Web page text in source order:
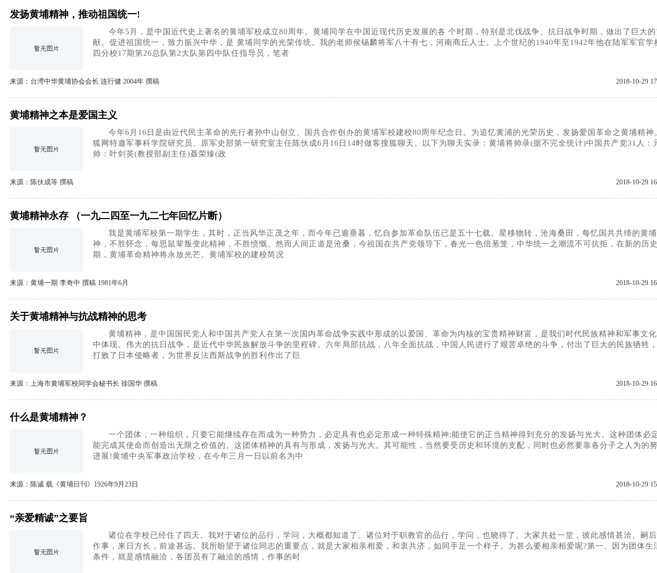
发扬黄埔精神，推动祖国统一!
今年5月，是中国近代史上著名的黄埔军校成立80周年。黄埔同学在中国近现代历史发展的各 个时期，特别是北伐战争、抗日战争时期，做出了巨大
献。促进祖国统一，致力振兴中华，是 黄埔同学的光荣传统。我的老师侯锡麟将军八十有七，河南商丘人士。上个世纪的1940年至1942年他在陆军军官学
四分校17期第26总队第2大队第四中队任指导员，笔者
来源：台湾中华黄埔协会会长 连行健 2004年 撰稿 2018-10-29
黄埔精神之本是爱国主义
今年6月16日是由近代民主革命的先行者孙中山创立、国共合作创办的黄埔军校建校80周年纪念日。为追忆黄浦的光荣历史，发扬爱国革命之黄埔精神
狐网特邀军事科学院研究员、原军史部第一研究室主任陈伙成6月16日14时做客搜狐聊天。以下为聊天实录：黄埔将帅录(据不完全统计)中国共产党31人：
帅：叶剑英(教授部副主任)聂荣臻(政
来源：陈伙成等 撰稿 2018-10-29
黄埔精神永存 （一九二四至一九二七年回忆片断）
我是黄埔军校第一期学生，其时，正当风华正茂之年，而今年已逾垂暮，忆自参加革命队伍已是五十七载。星移物转，沧海桑田，每忆国共共缔的黄
神，不胜怀念，每思鼠辈叛变此精神，不胜愤慨。然而人间正道是沧桑，今祖国在共产党领导下，春光一色倍葱笼，中华统一之潮流不可抗拒，在新的历
期，黄埔革命精神将永放光芒。黄埔军校的建校简况
来源：黄埔一期 李奇中 撰稿 1981年6月 2018-10-29
关于黄埔精神与抗战精神的思考
黄埔精神，是中国国民党人和中国共产党人在第一次国内革命战争实践中形成的以爱国、革命为内核的宝贵精神财富，是我们时代民族精神和军事文
中体现。伟大的抗日战争，是近代中华民族解放斗争的里程碑。六年局部抗战，八年全面抗战，中国人民进行了艰苦卓绝的斗争，付出了巨大的民族牺牲
打败了日本侵略者，为世界反法西斯战争的胜利作出了巨
来源：上海市黄埔军校同学会秘书长 徐国华 撰稿 2018-10-29
什么是黄埔精神？
一个团体，一种组织，只要它能继续存在而成为一种势力，必定具有也必定形成一种特殊精神;能使它的正当精神得到充分的发扬与光大。这种团体必
能完成其使命而创造出无限之价值的。这团体精神的具有与形成，发扬与光大。其可能性，当然要受历史和环境的支配，同时也必然要靠各分子之人为的
进展!黄埔中央军事政治学校，在今年三月一日以前名为中
来源：陈诚 载《黄埔日刊》1926年9月23日 2018-10-29
“亲爱精诚”之要旨
诸位在学校已经住了四天。我对于诸位的品行，学问，大概都知道了。诸位对于职教官的品行，学问，也晓得了。大家共处一堂，彼此感情甚洽。嗣
作事，来日方长，前途甚远。我所盼望于诸位同志的重要点，就是大家相亲相爱，和衷共济，如同手足一个样子。为甚么要相亲相爱呢?第一、因为团体生
条件，就是感情融洽，各团员有了融洽的感情，作事的时